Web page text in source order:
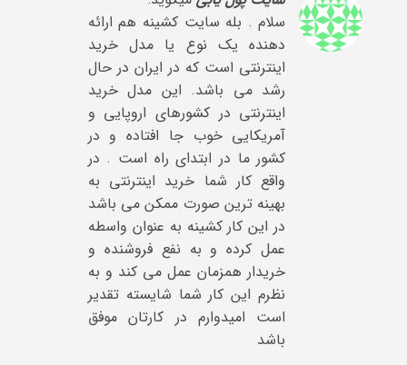
سلام . بله سایت کشینه هم ارائه
دهنده یک نوع یا مدل خرید
اینترنتی است که در ایران در حال
رشد می باشد. این مدل خرید
اینترنتی در کشورهای اروپایی و
آمریکایی خوب جا افتاده و در
کشور ما در ابتدای راه است . در
واقع کار شما خرید اینترنتی به
بهینه ترین صورت ممکن می باشد
در این کار کشینه به عنوان واسطه
عمل کرده و به نفع فروشنده و
خریدار همزمان عمل می کند و به
نظرم این کار شما شایسته تقدیر
است امیدوارم در کارتان موفق
باشد